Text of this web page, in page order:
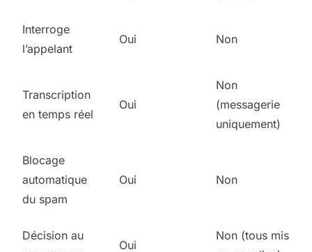
Interroge
l’appelant
Oui Non
Transcription
en temps réel
Oui
Non
(messagerie
uniquement)
Blocage
automatique
du spam
Oui Non
Décision au
Oui
Non (tous mis